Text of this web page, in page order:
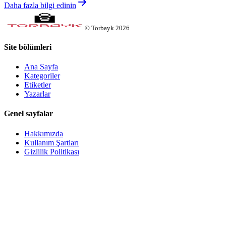
Daha fazla bilgi edinin
© Torbayk 2026
Site bölümleri
Ana Sayfa
Kategoriler
Etiketler
Yazarlar
Genel sayfalar
Hakkımızda
Kullanım Şartları
Gizlilik Politikası